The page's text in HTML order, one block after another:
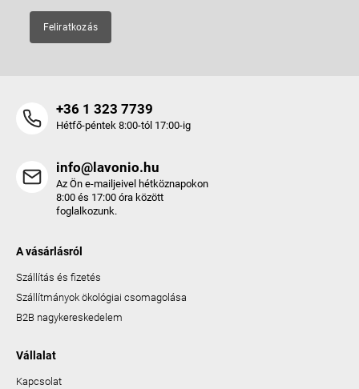
Feliratkozás
+36 1 323 7739
Hétfő-péntek 8:00-tól 17:00-ig
info@lavonio.hu
Az Ön e-mailjeivel hétköznapokon
8:00 és 17:00 óra között
foglalkozunk.
A vásárlásról
Szállítás és fizetés
Szállítmányok ökológiai csomagolása
B2B nagykereskedelem
Vállalat
Kapcsolat